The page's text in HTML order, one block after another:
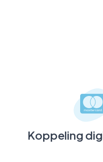
Koppeling